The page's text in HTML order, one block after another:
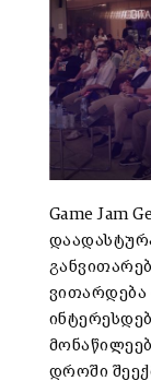
Game Jam
ვითარდება
დროში